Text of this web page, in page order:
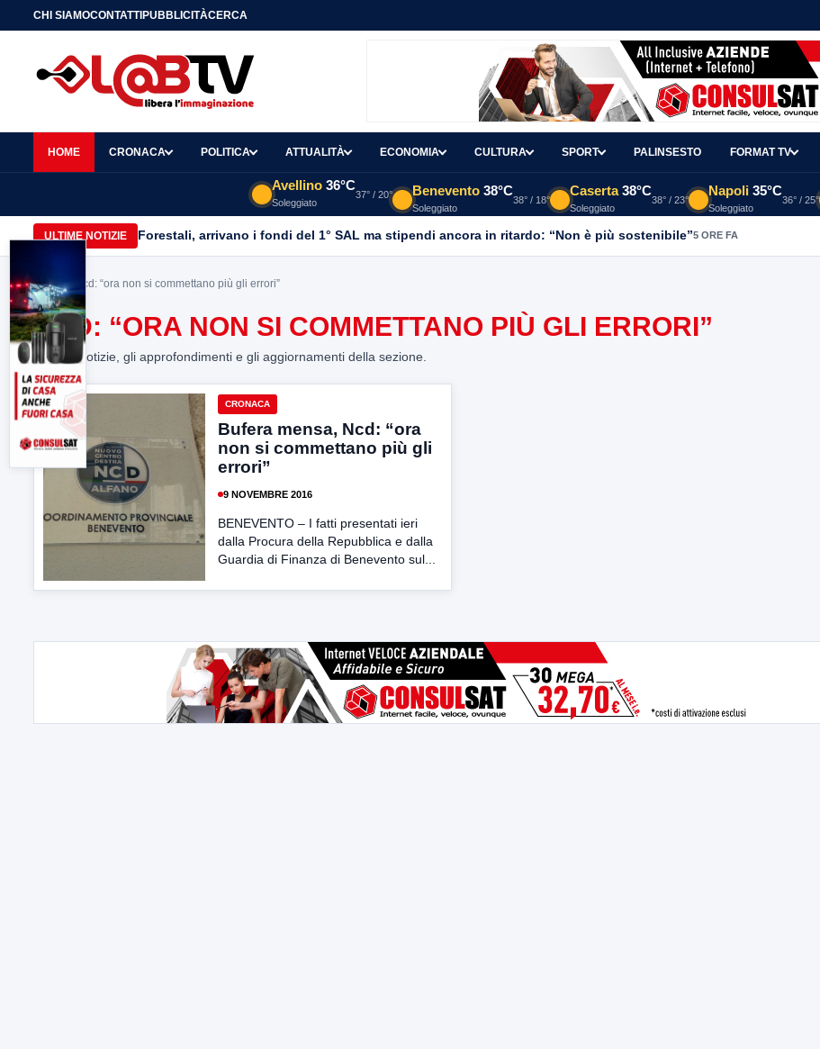
CHI SIAMOCONTATTIPUBBLICITÀCERCA
HOME CRONACA POLITICA ATTUALITÀ ECONOMIA CULTURA SPORT PALINSESTO FORMAT TV
Avellino 36°C
Soleggiato
37° / 20° Benevento 38°C
Soleggiato
38° / 18°
Caserta 38°C
Soleggiato
38° / 23°
Napoli 35°C
Soleggiato
36° / 25°
ULTIME NOTIZIE Forestali, arrivano i fondi del 1° SAL ma stipendi ancora in ritardo: “Non è più sostenibile”5 ORE FA
Home> Ncd: “ora non si commettano più gli errori”
NCD: “ORA NON SI COMMETTANO PIÙ GLI ERRORI”
Tutte le notizie, gli approfondimenti e gli aggiornamenti della sezione.
CRONACA
Bufera mensa, Ncd: “ora
non si commettano più gli
errori”
9 NOVEMBRE 2016
BENEVENTO – I fatti presentati ieri
dalla Procura della Repubblica e dalla
Guardia di Finanza di Benevento sul...